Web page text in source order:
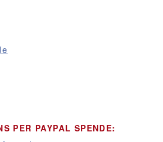
PER PAYPAL SPENDE: